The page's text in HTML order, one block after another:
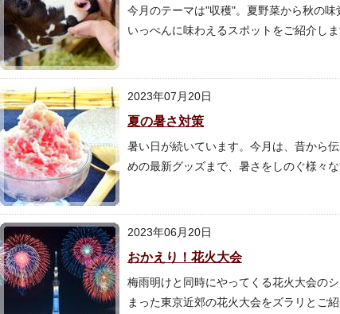
今月のテーマは"収穫"。夏野菜から秋の
いっぺんに味わえるスポットをご紹介しま
2023年07月20日
夏の暑さ対策
暑い日が続いています。今月は、昔から
めの最新グッズまで、暑さをしのぐ様々
2023年06月20日
おかえり！花火大会
梅雨明けと同時にやってくる花火大会の
まった東京近郊の花火大会をズラリとご紹